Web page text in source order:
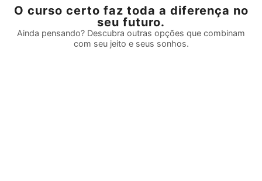
O curso certo faz toda a diferença no
seu futuro.
Ainda pensando? Descubra outras opções que combinam
com seu jeito e seus sonhos.